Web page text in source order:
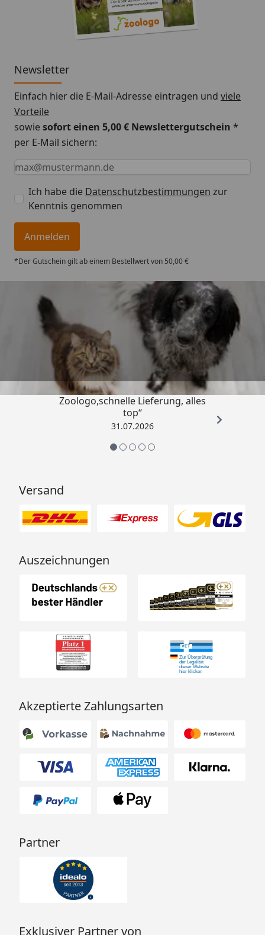
Newsletter
Einfach hier die E-Mail-Adresse eintragen und viele
Vorteile
sowiesofort einen 5,00 € Newslettergutschein *
per E-Mail sichern:
Keine Eingabe erforderlich
Eingabe erforderlich
E-Mail *
Ich habe die Datenschutzbestimmungen zur
Kenntnis genommen
Anmelden
*Der Gutschein gilt ab einem Bestellwert von 50,00 €
Trusted Shops
4,74/ 5
„Gute Erfahrung mit
Zoologo,schnelle Lieferung, alles
top“
31.07.2026
Versand
Auszeichnungen
Akzeptierte Zahlungsarten
Partner
Exklusiver Partner von